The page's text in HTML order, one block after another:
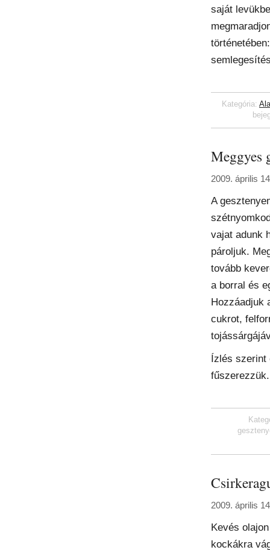
saját
Kategória:
Meggyes
2009. április
A
vajat adunk
pároljuk.
tovább
a borral és
Hozzáadjuk
cukrot,
Ízlés szerint
2009. április
Kevés
kockákra